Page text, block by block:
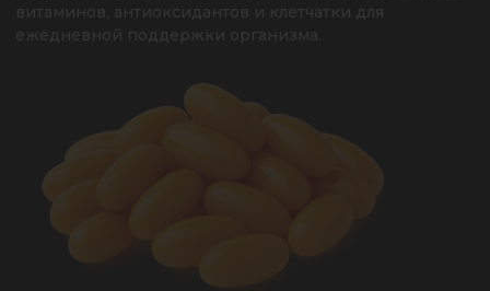
витаминов, антиоксидантов и клетчатки для
ежедневной поддержки организма.